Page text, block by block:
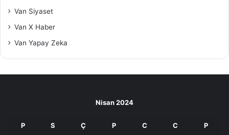
Van Siyaset
Van X Haber
Van Yapay Zeka
Nisan 2024
P S Ç P C C P